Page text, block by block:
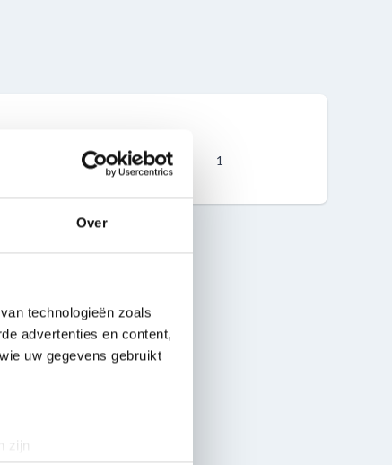
Over
technologieën zoals
advertenties en content,
uw gegevens gebruikt
zijn
1